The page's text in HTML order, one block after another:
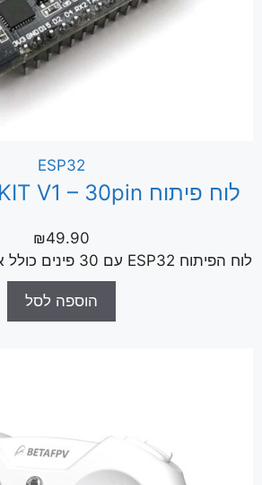
ESP32
לוח פיתוח ESP32 DEVKIT V1 – 30pin
₪49.90
לוח הפיתוח ESP32 עם 30 פינים כולל את שבב התקשורת...
הוספה לסל